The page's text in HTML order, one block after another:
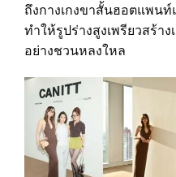
ถึงกางเกงขาสั้นฮอตแพน
ทำให้รูปร่างสูงเพรียวสร้า
อย่างชวนหลงใหล